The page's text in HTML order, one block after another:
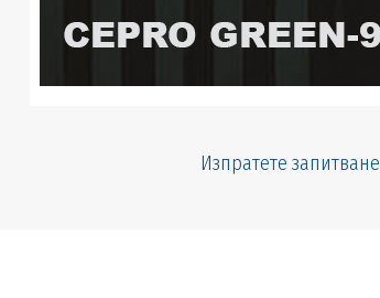
Изпратете запитване